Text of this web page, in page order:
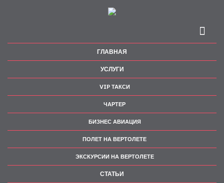
ГЛАВНАЯ
УСЛУГИ
VIP ТАКСИ
ЧАРТЕР
БИЗНЕС АВИАЦИЯ
ПОЛЕТ НА ВЕРТОЛЕТЕ
ЭКСКУРСИИ НА ВЕРТОЛЕТЕ
СТАТЬИ